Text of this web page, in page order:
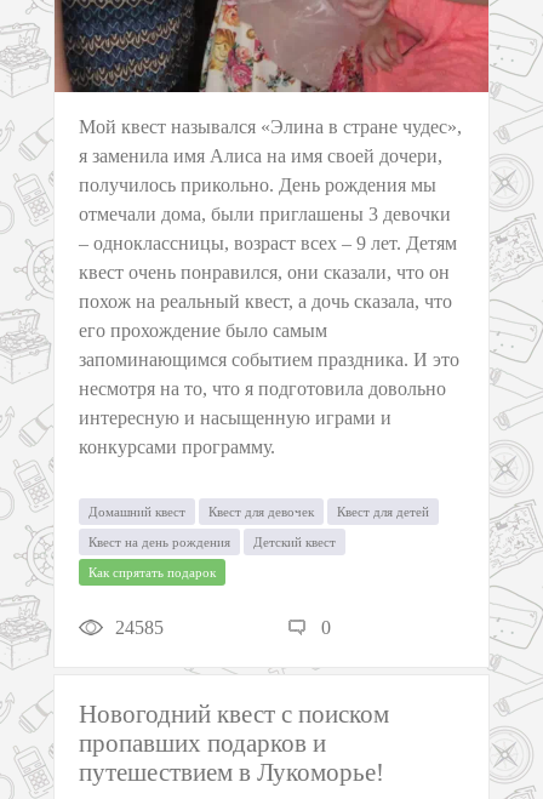
Мой квест назывался «Элина в стране чудес»,
я заменила имя Алиса на имя своей дочери,
получилось прикольно. День рождения мы
отмечали дома, были приглашены 3 девочки
– одноклассницы, возраст всех – 9 лет. Детям
квест очень понравился, они сказали, что он
похож на реальный квест, а дочь сказала, что
его прохождение было самым
запоминающимся событием праздника. И это
несмотря на то, что я подготовила довольно
интересную и насыщенную играми и
конкурсами программу.
Домашний квест Квест для девочек Квест для детей
Квест на день рождения Детский квест
Как спрятать подарок
24585 0
Новогодний квест с поиском
пропавших подарков и
путешествием в Лукоморье!